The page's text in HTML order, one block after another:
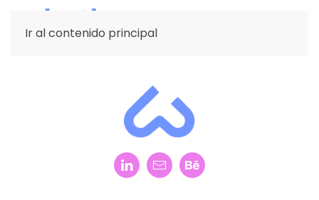
Ir al contenido principal